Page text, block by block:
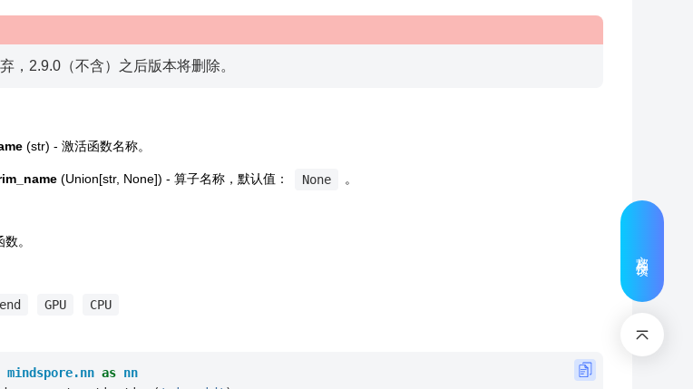
，2.9.0（不含）之后版本将删除。
(str) - 激活函数名称。
(Union[str, None]) - 算子名称，默认值： None 。
。
GPU
CPU
mindspore.nn as nn